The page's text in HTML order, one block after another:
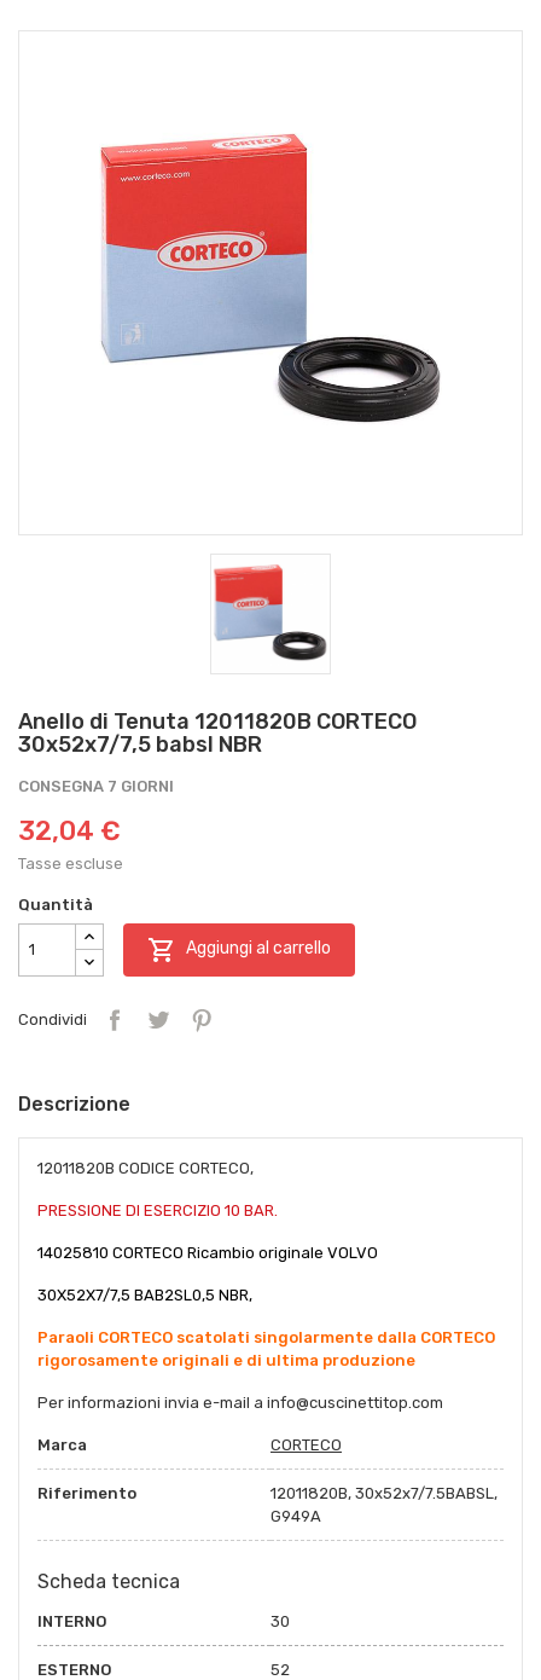
Anello di Tenuta 12011820B CORTECO
30x52x7/7,5 babsl NBR
CONSEGNA 7 GIORNI
32,04 €
Tasse escluse
Quantità
 Aggiungi al carrello
Condividi
Descrizione
12011820B CODICE CORTECO,
PRESSIONE DI ESERCIZIO 10 BAR.
14025810 CORTECO Ricambio originale VOLVO
30X52X7/7,5 BAB2SL0,5 NBR,
Paraoli CORTECO scatolati singolarmente dalla CORTECO
rigorosamente originali e di ultima produzione
Per informazioni invia e-mail a info@cuscinettitop.com
Marca CORTECO
Riferimento
12011820B, 30x52x7/7.5BABSL,
G949A
Scheda tecnica
INTERNO 30
ESTERNO 52